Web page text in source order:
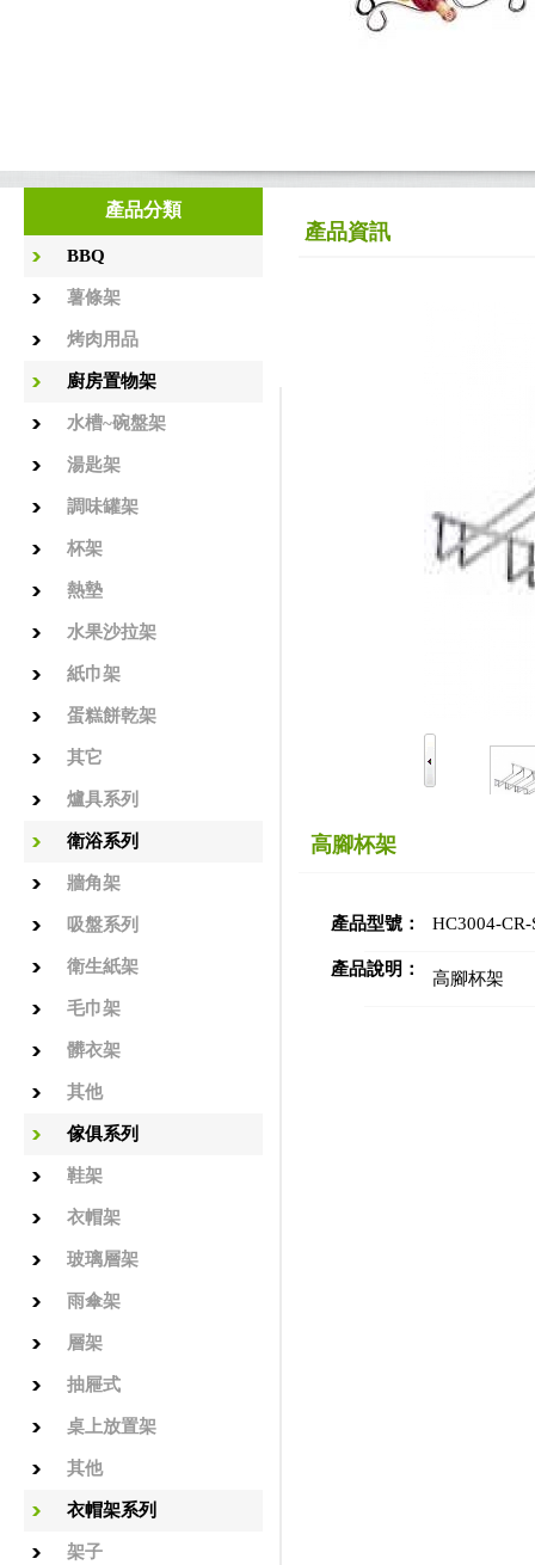
產品分類
BBQ
薯條架
烤肉用品
廚房置物架
水槽~碗盤架
湯匙架
調味罐架
杯架
熱墊
水果沙拉架
紙巾架
蛋糕餅乾架
其它
爐具系列
衛浴系列
牆角架
吸盤系列
衛生紙架
毛巾架
髒衣架
其他
傢俱系列
鞋架
衣帽架
玻璃層架
雨傘架
層架
抽屜式
桌上放置架
其他
衣帽架系列
架子
產品資訊
高腳杯架
產品型號： HC3004-CR-
產品說明： 高腳杯架